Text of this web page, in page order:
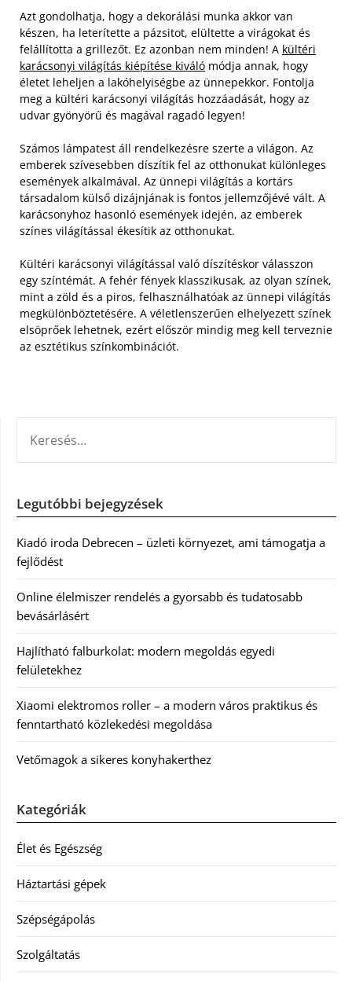
Azt gondolhatja, hogy a dekorálási munka akkor van
készen, ha leterítette a pázsitot, elültette a virágokat és
felállította a grillezőt. Ez azonban nem minden! A kültéri
karácsonyi világítás kiépítése kiváló módja annak, hogy
életet leheljen a lakóhelyiségbe az ünnepekkor. Fontolja
meg a kültéri karácsonyi világítás hozzáadását, hogy az
udvar gyönyörű és magával ragadó legyen!
Számos lámpatest áll rendelkezésre szerte a világon. Az
emberek szívesebben díszítik fel az otthonukat különleges
események alkalmával. Az ünnepi világítás a kortárs
társadalom külső dizájnjának is fontos jellemzőjévé vált. A
karácsonyhoz hasonló események idején, az emberek
színes világítással ékesítik az otthonukat.
Kültéri karácsonyi világítással való díszítéskor válasszon
egy színtémát. A fehér fények klasszikusak, az olyan színek,
mint a zöld és a piros, felhasználhatóak az ünnepi világítás
megkülönböztetésére. A véletlenszerűen elhelyezett színek
elsöprőek lehetnek, ezért először mindig meg kell terveznie
az esztétikus színkombinációt.
Legutóbbi bejegyzések
Kiadó iroda Debrecen – üzleti környezet, ami támogatja a
fejlődést
Online élelmiszer rendelés a gyorsabb és tudatosabb
bevásárlásért
Hajlítható falburkolat: modern megoldás egyedi
felületekhez
Xiaomi elektromos roller – a modern város praktikus és
fenntartható közlekedési megoldása
Vetőmagok a sikeres konyhakerthez
Kategóriák
Élet és Egészség
Háztartási gépek
Szépségápolás
Szolgáltatás